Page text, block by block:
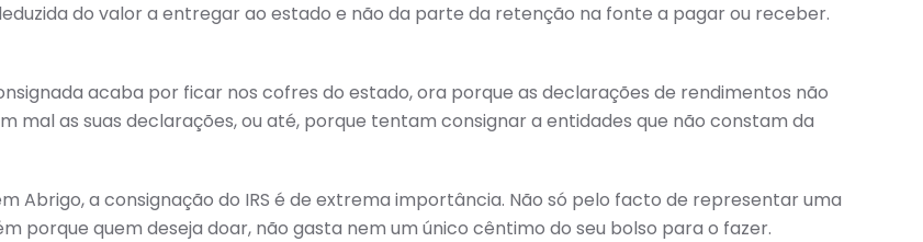
do valor a entregar ao estado e não da parte da retenção na fonte a pagar ou receber.
acaba por ficar nos cofres do estado, ora porque as declarações de rendimentos não
mal as suas declarações, ou até, porque tentam consignar a entidades que não constam da
Abrigo, a consignação do IRS é de extrema importância. Não só pelo facto de representar uma
porque quem deseja doar, não gasta nem um único cêntimo do seu bolso para o fazer.